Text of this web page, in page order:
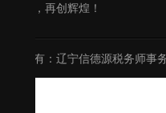
手共进，再创辉煌！
版权所有：辽宁信德源税务师